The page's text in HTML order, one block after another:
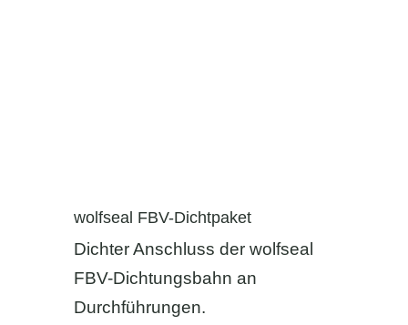
wolfseal FBV-Dichtpaket
Dichter Anschluss der wolfseal
FBV-Dichtungsbahn an
Durchführungen.